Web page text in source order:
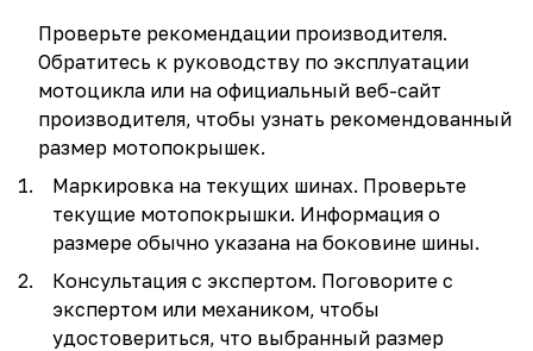
Проверьте рекомендации производителя.
Обратитесь к руководству по эксплуатации
мотоцикла или на официальный веб-сайт
производителя, чтобы узнать рекомендованный
размер мотопокрышек.
Маркировка на текущих шинах. Проверьте
текущие мотопокрышки. Информация о
размере обычно указана на боковине шины.
Консультация с экспертом. Поговорите с
экспертом или механиком, чтобы
удостовериться, что выбранный размер